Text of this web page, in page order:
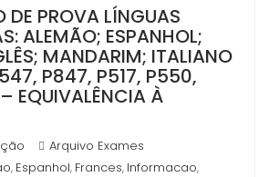
DE PROVA LÍNGUAS
ALEMÃO; ESPANHOL;
MANDARIM; ITALIANO
P847, P517, P550,
EQUIVALÊNCIA À
Arquivo Exames
, Espanhol, Frances, Informacao,